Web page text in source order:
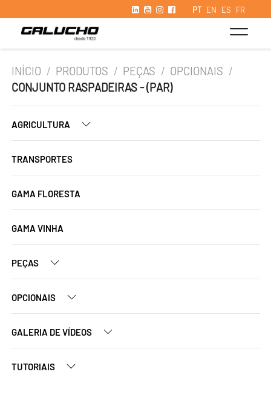
PT EN ES FR
INÍCIO / PRODUTOS / PEÇAS / OPCIONAIS /
CONJUNTO RASPADEIRAS - (PAR)
AGRICULTURA
TRANSPORTES
GAMA FLORESTA
GAMA VINHA
PEÇAS
OPCIONAIS
GALERIA DE VÍDEOS
TUTORIAIS